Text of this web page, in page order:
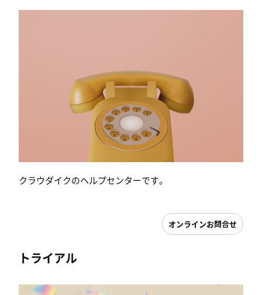
クラウダイクのヘルプセンターです。
オンラインお問合せ
トライアル